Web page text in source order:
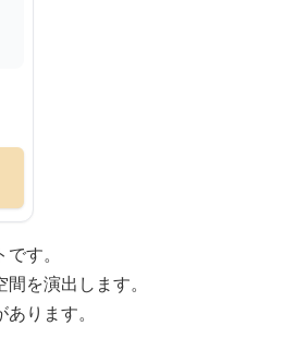
す。
を演出します。
ります。